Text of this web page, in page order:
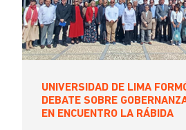
UNIVERSIDAD DE LIMA
DEBATE SOBRE
EN ENCUENTRO LA RÁBIDA